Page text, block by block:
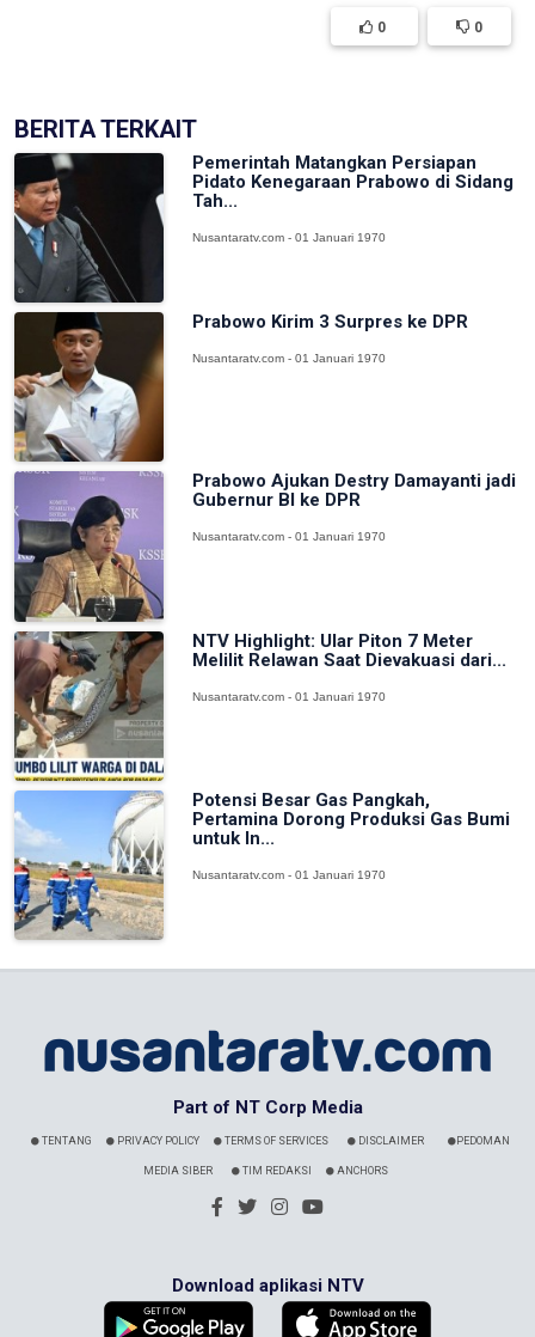
0 0
BERITA TERKAIT
Pemerintah Matangkan Persiapan
Pidato Kenegaraan Prabowo di Sidang
Tah...
Nusantaratv.com - 01 Januari 1970
Prabowo Kirim 3 Surpres ke DPR
Nusantaratv.com - 01 Januari 1970
Prabowo Ajukan Destry Damayanti jadi
Gubernur BI ke DPR
Nusantaratv.com - 01 Januari 1970
NTV Highlight: Ular Piton 7 Meter
Melilit Relawan Saat Dievakuasi dari...
Nusantaratv.com - 01 Januari 1970
Potensi Besar Gas Pangkah,
Pertamina Dorong Produksi Gas Bumi
untuk In...
Nusantaratv.com - 01 Januari 1970
Part of NT Corp Media
TENTANG PRIVACY POLICY TERMS OF SERVICES DISCLAIMER PEDOMAN
MEDIA SIBER TIM REDAKSI ANCHORS
Download aplikasi NTV